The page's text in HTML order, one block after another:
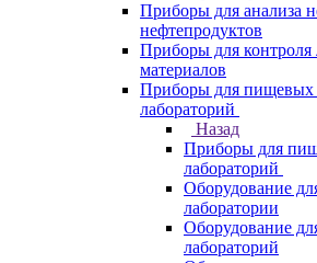
Приборы для анализа
нефтепродуктов
Приборы для контроля
материалов
Приборы для пищевых
лабораторий
Назад
Приборы для
лабораторий
Оборудование
лаборатории
Оборудование
лабораторий